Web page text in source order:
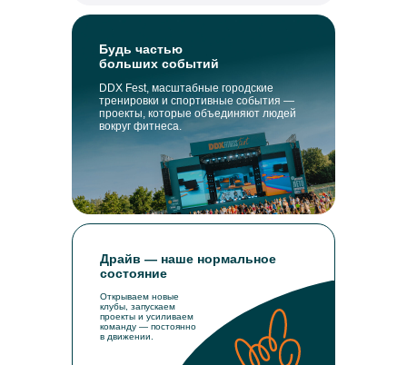
Будь частью
больших событий
DDX Fest, масштабные городские
тренировки и спортивные события —
проекты, которые объединяют людей
вокруг фитнеса.
Драйв — наше нормальное
состояние
Открываем новые
клубы, запускаем
проекты и усиливаем
команду — постоянно
в движении.